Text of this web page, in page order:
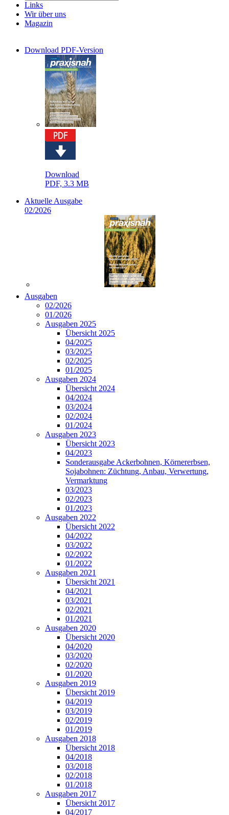
Links
Wir über uns
Magazin
Download PDF-Version
Download
PDF, 3.3 MB
Aktuelle Ausgabe
02/2026
Ausgaben
02/2026
01/2026
Ausgaben 2025
Übersicht 2025
04/2025
03/2025
02/2025
01/2025
Ausgaben 2024
Übersicht 2024
04/2024
03/2024
02/2024
01/2024
Ausgaben 2023
Übersicht 2023
04/2023
Sonderausgabe Ackerbohnen, Körnererbsen,
Sojabohnen: Züchtung, Anbau, Verwertung,
Vermarktung
03/2023
02/2023
01/2023
Ausgaben 2022
Übersicht 2022
04/2022
03/2022
02/2022
01/2022
Ausgaben 2021
Übersicht 2021
04/2021
03/2021
02/2021
01/2021
Ausgaben 2020
Übersicht 2020
04/2020
03/2020
02/2020
01/2020
Ausgaben 2019
Übersicht 2019
04/2019
03/2019
02/2019
01/2019
Ausgaben 2018
Übersicht 2018
04/2018
03/2018
02/2018
01/2018
Ausgaben 2017
Übersicht 2017
04/2017